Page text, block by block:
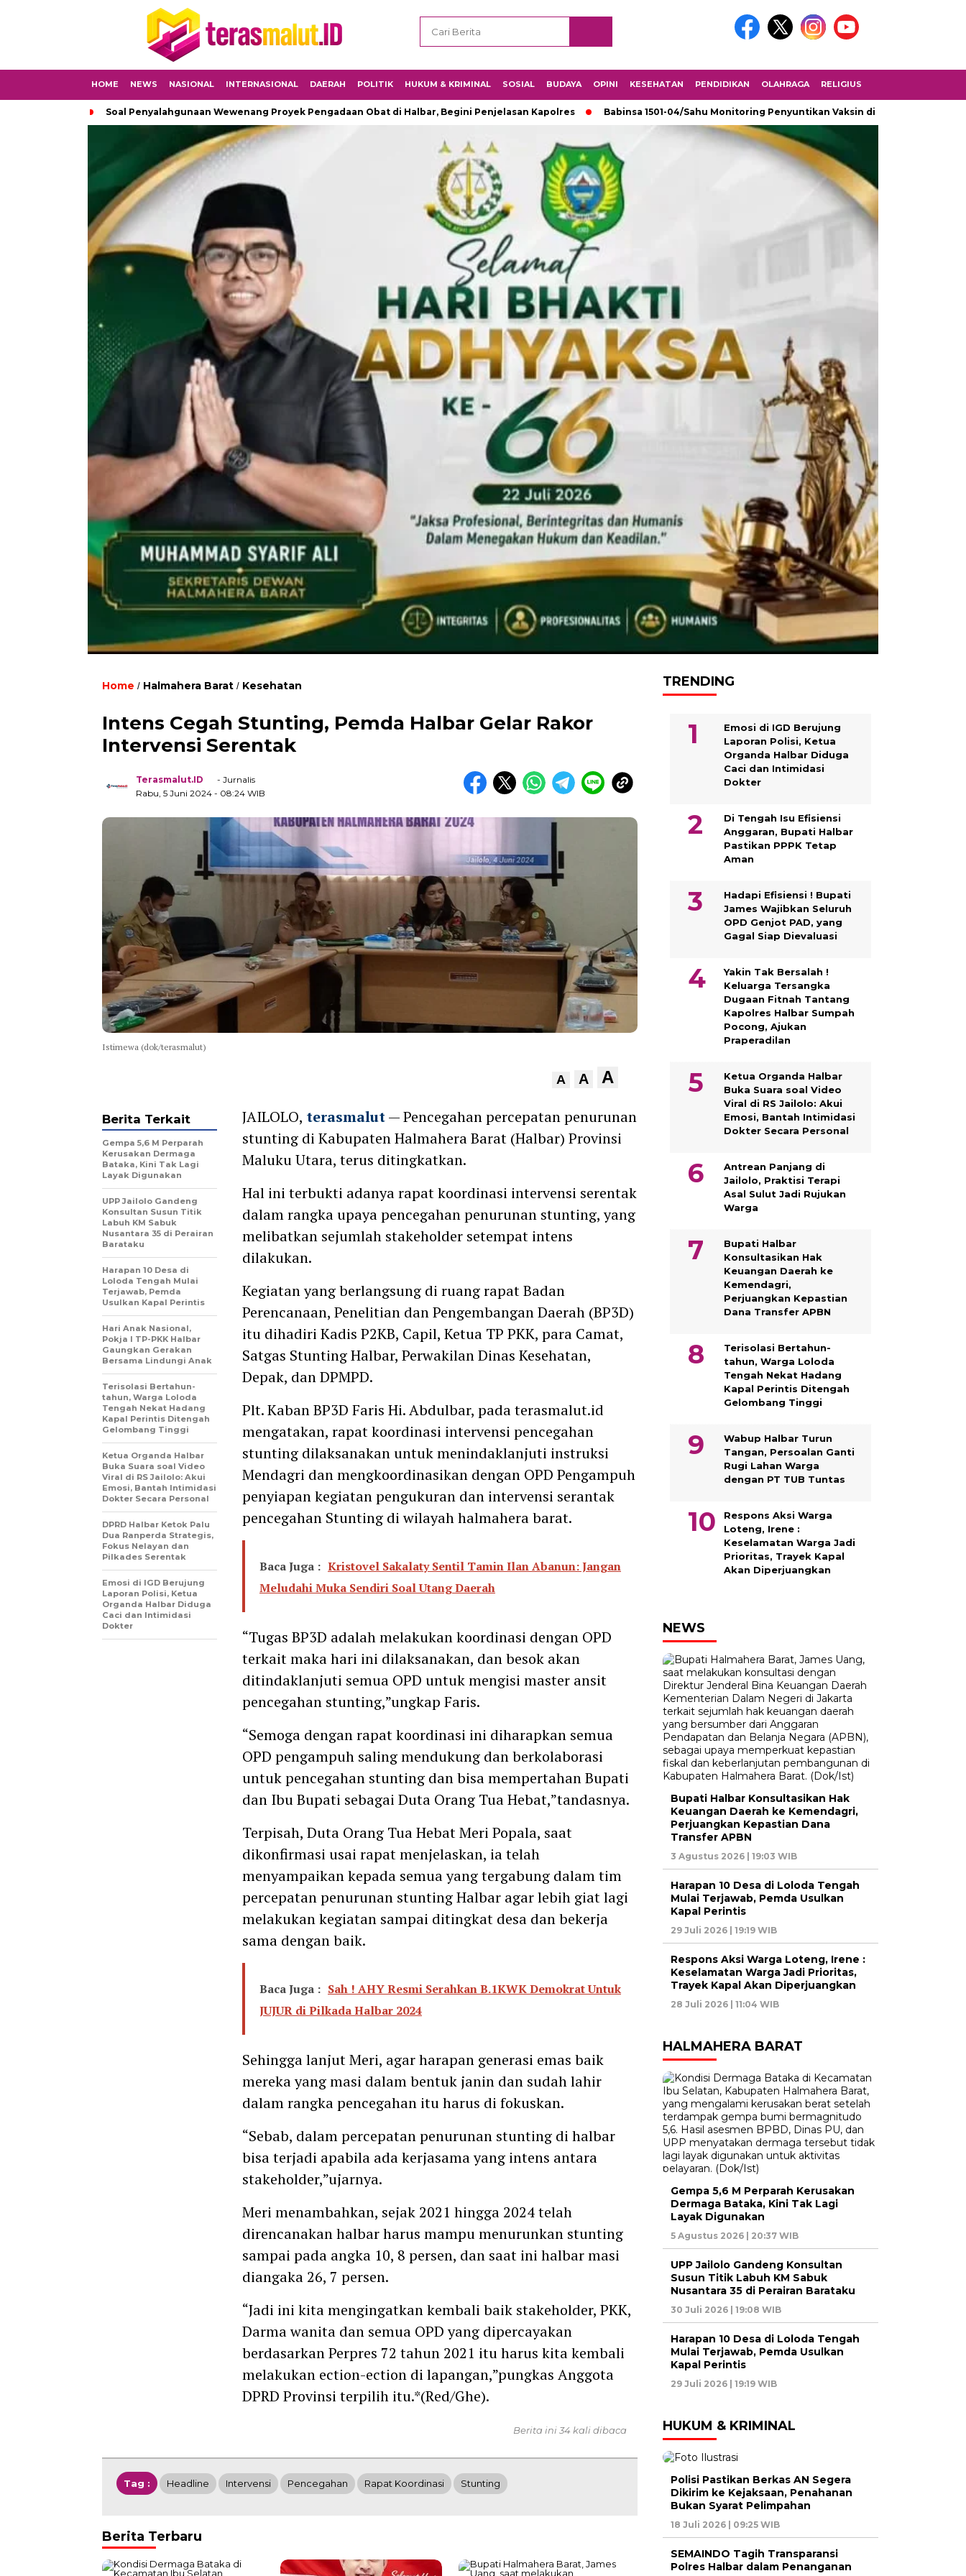
HOME NEWS NASIONAL INTERNASIONAL DAERAH POLITIK HUKUM & KRIMINAL SOSIAL BUDAYA OPINI KESEHATAN PENDIDIKAN OLAHRAGA RELIGIUS
Soal Penyalahgunaan Wewenang Proyek Pengadaan Obat di Halbar, Begini Penjelasan Kapolres Babinsa 1501-04/Sahu Monitoring Penyuntikan Vaksin di SMK Fomarimoi
Home / Halmahera Barat / Kesehatan
Intens Cegah Stunting, Pemda Halbar Gelar Rakor
Intervensi Serentak
Terasmalut.ID
- Jurnalis
Rabu, 5 Juni 2024 - 08:24 WIB
Istimewa (dok/terasmalut)
A A A
JAILOLO, terasmalut— Pencegahan percepatan penurunan
stunting di Kabupaten Halmahera Barat (Halbar) Provinsi
Maluku Utara, terus ditingkatkan.
Hal ini terbukti adanya rapat koordinasi intervensi serentak
dalam rangka upaya pencegahan penurunan stunting, yang
melibatkan sejumlah stakeholder setempat intens
dilakukan.
Kegiatan yang berlangsung di ruang rapat Badan
Perencanaan, Penelitian dan Pengembangan Daerah (BP3D)
itu dihadiri Kadis P2KB, Capil, Ketua TP PKK, para Camat,
Satgas Stunting Halbar, Perwakilan Dinas Kesehatan,
Depak, dan DPMPD.
Plt. Kaban BP3D Faris Hi. Abdulbar, pada terasmalut.id
mengatakan, rapat koordinasi intervensi pencegahan
stunting dilaksanakan untuk menindaklanjuti instruksi
Mendagri dan mengkoordinasikan dengan OPD Pengampuh
penyiapan kegiatan pengukuran dan intervensi serantak
pencegahan Stunting di wilayah halmahera barat.
Baca Juga : Kristovel Sakalaty Sentil Tamin Ilan Abanun: Jangan
Meludahi Muka Sendiri Soal Utang Daerah
“Tugas BP3D adalah melakukan koordinasi dengan OPD
terkait maka hari ini dilaksanakan, dan besok akan
ditindaklanjuti semua OPD untuk mengisi master ansit
pencegahan stunting,”ungkap Faris.
“Semoga dengan rapat koordinasi ini diharapkan semua
OPD pengampuh saling mendukung dan berkolaborasi
untuk pencegahan stunting dan bisa mempertahan Bupati
dan Ibu Bupati sebagai Duta Orang Tua Hebat,”tandasnya.
Terpisah, Duta Orang Tua Hebat Meri Popala, saat
dikonfirmasi usai rapat menjelaskan, ia telah
menyampaikan kepada semua yang tergabung dalam tim
percepatan penurunan stunting Halbar agar lebih giat lagi
melakukan kegiatan sampai ditingkat desa dan bekerja
sama dengan baik.
Baca Juga : Sah ! AHY Resmi Serahkan B.1KWK Demokrat Untuk
JUJUR di Pilkada Halbar 2024
Sehingga lanjut Meri, agar harapan generasi emas baik
mereka yang masi dalam bentuk janin dan sudah lahir
dalam rangka pencegahan itu harus di fokuskan.
“Sebab, dalam percepatan penurunan stunting di halbar
bisa terjadi apabila ada kerjasama yang intens antara
stakeholder,”ujarnya.
Meri menambahkan, sejak 2021 hingga 2024 telah
direncanakan halbar harus mampu menurunkan stunting
sampai pada angka 10, 8 persen, dan saat ini halbar masi
diangaka 26, 7 persen.
“Jadi ini kita mengingatkan kembali baik stakeholder, PKK,
Darma wanita dan semua OPD yang dipercayakan
berdasarkan Perpres 72 tahun 2021 itu harus kita kembali
melakukan ection-ection di lapangan,”pungkas Anggota
DPRD Provinsi terpilih itu.*(Red/Ghe).
Berita Terkait
Gempa 5,6 M Perparah
Kerusakan Dermaga
Bataka, Kini Tak Lagi
Layak Digunakan
UPP Jailolo Gandeng
Konsultan Susun Titik
Labuh KM Sabuk
Nusantara 35 di Perairan
Barataku
Harapan 10 Desa di
Loloda Tengah Mulai
Terjawab, Pemda
Usulkan Kapal Perintis
Hari Anak Nasional,
Pokja I TP-PKK Halbar
Gaungkan Gerakan
Bersama Lindungi Anak
Terisolasi Bertahun-
tahun, Warga Loloda
Tengah Nekat Hadang
Kapal Perintis Ditengah
Gelombang Tinggi
Ketua Organda Halbar
Buka Suara soal Video
Viral di RS Jailolo: Akui
Emosi, Bantah Intimidasi
Dokter Secara Personal
DPRD Halbar Ketok Palu
Dua Ranperda Strategis,
Fokus Nelayan dan
Pilkades Serentak
Emosi di IGD Berujung
Laporan Polisi, Ketua
Organda Halbar Diduga
Caci dan Intimidasi
Dokter
Berita ini 34 kali dibaca
Tag : Headline Intervensi Pencegahan Rapat Koordinasi Stunting
Berita Terbaru
TRENDING
Emosi di IGD Berujung
Laporan Polisi, Ketua
Organda Halbar Diduga
Caci dan Intimidasi
Dokter
Di Tengah Isu Efisiensi
Anggaran, Bupati Halbar
Pastikan PPPK Tetap
Aman
Hadapi Efisiensi ! Bupati
James Wajibkan Seluruh
OPD Genjot PAD, yang
Gagal Siap Dievaluasi
Yakin Tak Bersalah !
Keluarga Tersangka
Dugaan Fitnah Tantang
Kapolres Halbar Sumpah
Pocong, Ajukan
Praperadilan
Ketua Organda Halbar
Buka Suara soal Video
Viral di RS Jailolo: Akui
Emosi, Bantah Intimidasi
Dokter Secara Personal
Antrean Panjang di
Jailolo, Praktisi Terapi
Asal Sulut Jadi Rujukan
Warga
Bupati Halbar
Konsultasikan Hak
Keuangan Daerah ke
Kemendagri,
Perjuangkan Kepastian
Dana Transfer APBN
Terisolasi Bertahun-
tahun, Warga Loloda
Tengah Nekat Hadang
Kapal Perintis Ditengah
Gelombang Tinggi
Wabup Halbar Turun
Tangan, Persoalan Ganti
Rugi Lahan Warga
dengan PT TUB Tuntas
Respons Aksi Warga
Loteng, Irene :
Keselamatan Warga Jadi
Prioritas, Trayek Kapal
Akan Diperjuangkan
NEWS
Bupati Halbar Konsultasikan Hak
Keuangan Daerah ke Kemendagri,
Perjuangkan Kepastian Dana
Transfer APBN
3 Agustus 2026 | 19:03 WIB
Harapan 10 Desa di Loloda Tengah
Mulai Terjawab, Pemda Usulkan
Kapal Perintis
29 Juli 2026 | 19:19 WIB
Respons Aksi Warga Loteng, Irene :
Keselamatan Warga Jadi Prioritas,
Trayek Kapal Akan Diperjuangkan
28 Juli 2026 | 11:04 WIB
HALMAHERA BARAT
Gempa 5,6 M Perparah Kerusakan
Dermaga Bataka, Kini Tak Lagi
Layak Digunakan
5 Agustus 2026 | 20:37 WIB
UPP Jailolo Gandeng Konsultan
Susun Titik Labuh KM Sabuk
Nusantara 35 di Perairan Barataku
30 Juli 2026 | 19:08 WIB
Harapan 10 Desa di Loloda Tengah
Mulai Terjawab, Pemda Usulkan
Kapal Perintis
29 Juli 2026 | 19:19 WIB
HUKUM & KRIMINAL
Polisi Pastikan Berkas AN Segera
Dikirim ke Kejaksaan, Penahanan
Bukan Syarat Pelimpahan
18 Juli 2026 | 09:25 WIB
SEMAINDO Tagih Transparansi
Polres Halbar dalam Penanganan